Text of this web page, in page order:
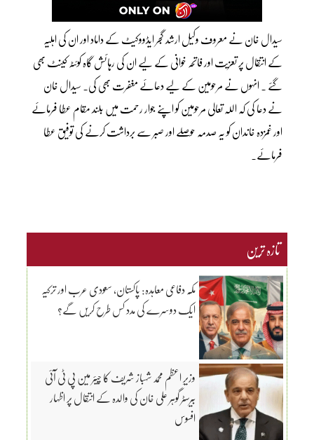
سیدال خان نے معروف وکیل ارشد گجر ایڈووکیٹ کے داماد اور ان کی اہلیہ
کے انتقال پر تعزیت اور فاتحہ خوانی کے لیے ان کی رہائش گاہ کوئٹہ کینٹ بھی
گئے ۔ انہوں نے مرحومین کے لیے دعائے مغفرت بھی کی۔ سیدال خان
نے دعا کی کہ اللہ تعالی مرحومین کو اپنے جوار رحمت میں بلند مقام عطا فرمائے
اور غمزدہ خاندان کو یہ صدمہ حوصلے اور صبر سے برداشت کرنے کی توفیق عطا
فرمائے۔
تازہ ترین
مکّہ دفاعی معاہدہ: پاکستان، سعودی عرب اور ترکیہ
ایک دوسرے کی مدد کس طرح کریں گے؟
وزیرِ اعظم محمد شہباز شریف کا چیئر مین پی ٹی آئی
بیرسٹر گوہر علی خان کی والدہ کے انتقال پر اظہار
افسوس